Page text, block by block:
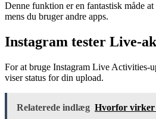
Denne funktion er en fantastisk måde
mens du bruger andre apps.
Instagram tester Live-
For at bruge Instagram Live Activities-
viser status for din upload.
Relaterede indlæg Hvorfor virker